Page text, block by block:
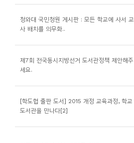
청와대 국민청원 게시판 : 모든 학교에 사서 교
사 배치를 의무화..
제7회 전국동시지방선거 도서관정책 제안해주
세요.
[학도협 출판 도서] 2015 개정 교육과정, 학교
도서관을 만나다[2]